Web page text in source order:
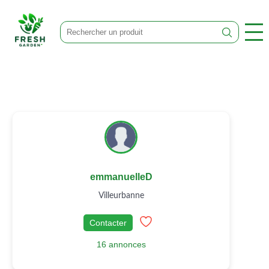
emmanuelleD
Villeurbanne
Contacter
16 annonces